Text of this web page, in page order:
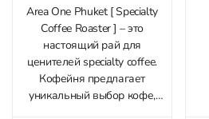
Area One Phuket [ Specialty
Coffee Roaster ] – это
настоящий рай для
ценителей specialty coffee.
Кофейня предлагает
уникальный выбор кофе,